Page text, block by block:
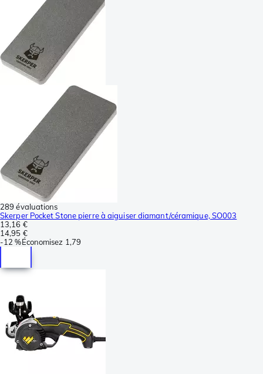
289 évaluations
Skerper Pocket Stone pierre à aiguiser diamant/céramique, SO003
13,16 €
14,95 €
-12 %Économisez 1,79